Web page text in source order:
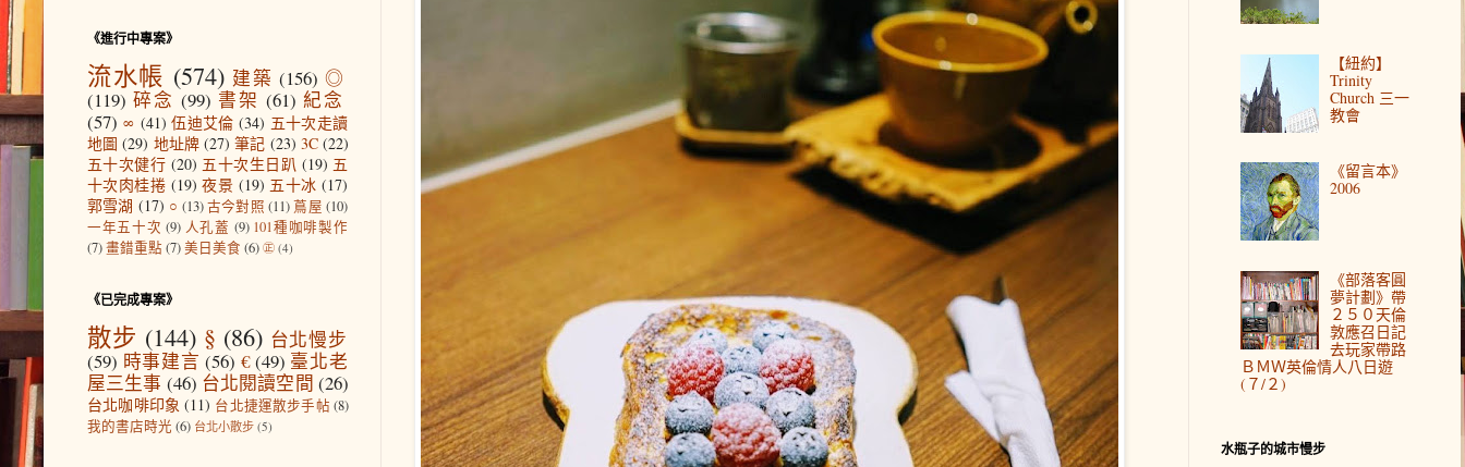
《進行中專案》
流水帳 (574) 建築 (156) ◎
(119) 碎念 (99) 書架 (61) 紀念
(57) ∞ (41) 伍迪艾倫 (34) 五十次走讀
地圖 (29) 地址牌 (27) 筆記 (23) 3C (22)
五十次健行 (20) 五十次生日趴 (19) 五
十次肉桂捲 (19) 夜景 (19) 五十冰 (17)
郭雪湖 (17) ○ (13)古今對照 (11) 蔦屋 (10)
一年五十次 (9) 人孔蓋 (9) 101種咖啡製作
(7)畫錯重點 (7)美日美食 (6) ㊣ (4)
《已完成專案》
散步 (144) § (86) 台北慢步
(59) 時事建言 (56) € (49) 臺北老
屋三生事 (46) 台北閱讀空間 (26)
台北咖啡印象 (11) 台北捷運散步手帖 (8)
我的書店時光 (6) 台北小散步 (5)
【紐約】
Trinity
Church 三一
教會
《留言本》
2006
《部落客圓
夢計劃》帶
２５０天倫
敦應召日記
去玩家帶路
ＢＭＷ英倫情人八日遊
(７/２)
水瓶子的城市慢步